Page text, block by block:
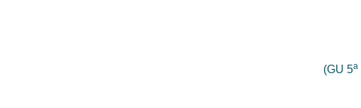
(GU 5a